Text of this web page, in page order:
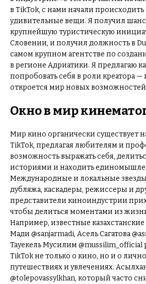
в TikTok, с нами начали происходить
удивительные вещи. Я получил шанс
крупнейшую туристическую
Словении, и получил должность в
самом крупном агентстве по
в регионе Адриатики. Я предлагаю
попробовать себя в роли креатора —
откроется мир новых
Окно в мир
Мир кино органически существует
TikTok, предлагая любителям и
возможность выражать себя,
историями и находить
Международные и локальные
дубляжа, каскадеры, режиссеры и
представители киноиндустрии
чтобы делиться моментами из
Например, известные
Мади @sanjarmadi, Асель Сагатова
Тауекель Мусилим @mussilim_official
TikTok не только о кино, но и о
путешествиях и увлечениях.
@tolepovassylkhan, который часто